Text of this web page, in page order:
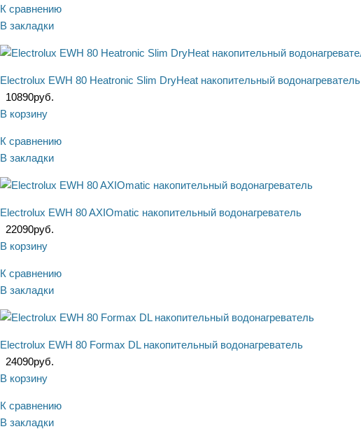
К сравнению
В закладки
Electrolux EWH 80 Heatronic Slim DryHeat накопительный водонагреватель
10890руб.
В корзину
К сравнению
В закладки
Electrolux EWH 80 AXIOmatic накопительный водонагреватель
22090руб.
В корзину
К сравнению
В закладки
Electrolux EWH 80 Formax DL накопительный водонагреватель
24090руб.
В корзину
К сравнению
В закладки